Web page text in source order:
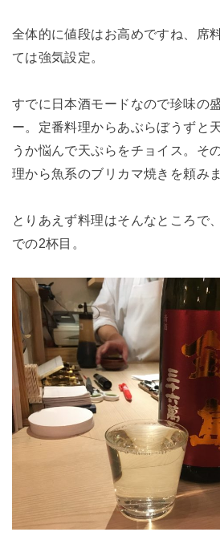
全体的に値段はお高めですね、席
ては強気設定。
すでに日本酒モードなので珍味の
ー。定番料理からあぶらぼうずと
うか悩んで天ぷらをチョイス。そ
理から魚系のブリカマ焼きを頼みま
とりあえず料理はそんなところで
での2杯目。